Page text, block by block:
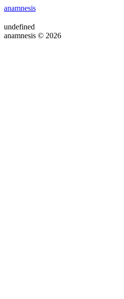
anamnesis
undefined
anamnesis © 2026